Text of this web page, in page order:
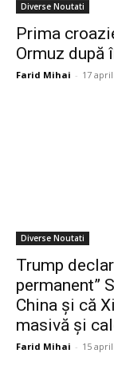
Diverse Noutati
Prima
Ormuz după
Farid Mihai - 17
Diverse Noutati
Trump
permanent”
China și că
masivă și
Farid Mihai - 15